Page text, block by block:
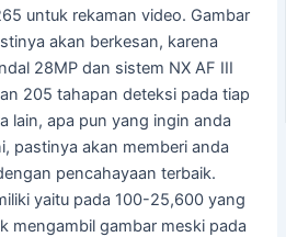
untuk rekaman video. Gambar
akan berkesan, karena
28MP dan sistem NX AF III
205 tahapan deteksi pada tiap
lain, apa pun yang ingin anda
pastinya akan memberi anda
pencahayaan terbaik.
yaitu pada 100-25,600 yang
mengambil gambar meski pada